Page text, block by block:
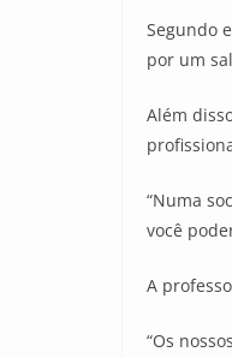
Segundo
por um
Além
“Numa
você
A
“Os